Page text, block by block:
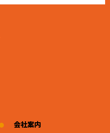
会社案内